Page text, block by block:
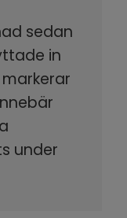
sedan
in
under